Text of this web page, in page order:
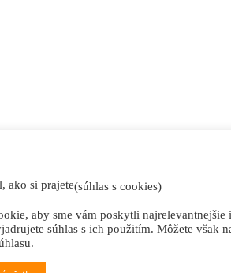
ako si prajete(súhlas s cookies)
aby sme vám poskytli
súhlas s ich použitím. Môžete však